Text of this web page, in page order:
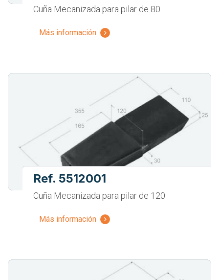
Cuña Mecanizada para pilar de 80
Más información
Ref. 5512001
Cuña Mecanizada para pilar de 120
Más información